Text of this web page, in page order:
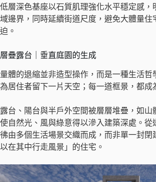
低層深色基座以石質肌理強化水平穩定感，
域邊界，同時延續街道尺度，避免大體量住
迫。
層疊露台｜垂直庭園的生成
量體的退縮並非造型操作，而是一種生活哲
為居住者留下一片天空；每一道框景，都成
露台、陽台與半戶外空間被層層堆疊，如山
使自然光、風與綠意得以滲入建築深處。從
彿由多個生活場景交織而成，而非單一封閉
以在其中行走風景」的住宅。